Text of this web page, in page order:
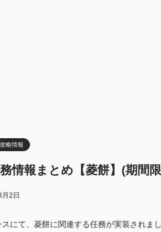
略情報
情報まとめ【菱餅】(期間
2日
にて、菱餅に関連する任務が実装されま